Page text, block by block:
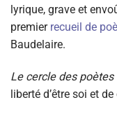
lyrique, grave et
premier recueil de
Baudelaire.
Le cercle des poètes
liberté d’être soi et